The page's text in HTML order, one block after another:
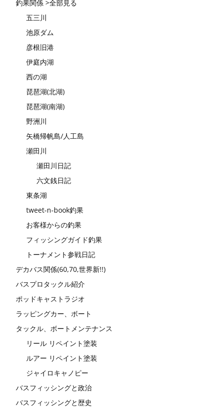
釣果関係 >全部見る
五三川
池原ダム
彦根旧港
伊庭内湖
西の湖
琵琶湖(北湖)
琵琶湖(南湖)
野洲川
矢橋帰帆島/人工島
瀬田川
瀬田川日記
六文銭日記
東条湖
tweet-n-book釣果
お客様からの釣果
フィッシングガイド釣果
トーナメント参戦日記
デカバス関係(60,70,世界新!!)
バスプロタックル紹介
ポッドキャストラジオ
ラッピングカー、ボート
タックル、ボートメンテナンス
リール リペイント塗装
ルアー リペイント塗装
ジャイロキャノピー
バスフィッシングと政治
バスフィッシングと歴史